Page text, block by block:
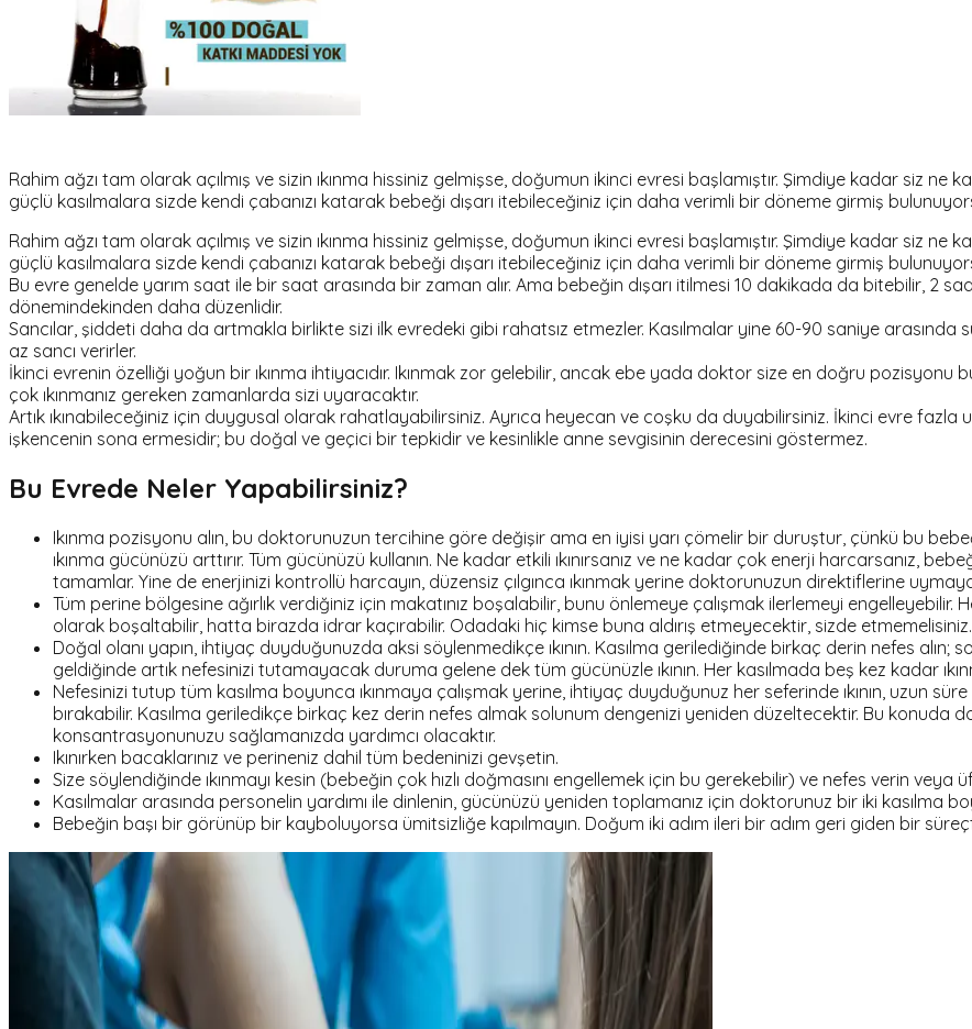
Rahim ağzı tam olarak açılmış ve sizin ıkınma hissiniz gelmişse, doğumun ikinci evresi başlamıştır. Şimdiye kadar siz
güçlü kasılmalara sizde kendi çabanızı katarak bebeği dışarı itebileceğiniz için daha verimli bir döneme girmiş
Rahim ağzı tam olarak açılmış ve sizin ıkınma hissiniz gelmişse, doğumun ikinci evresi başlamıştır. Şimdiye kadar siz
güçlü kasılmalara sizde kendi çabanızı katarak bebeği dışarı itebileceğiniz için daha verimli bir döneme girmiş
Bu evre genelde yarım saat ile bir saat arasında bir zaman alır. Ama bebeğin dışarı itilmesi 10 dakikada da bitebilir, 2
dönemindekinden daha düzenlidir.
Sancılar, şiddeti daha da artmakla birlikte sizi ilk evredeki gibi rahatsız etmezler. Kasılmalar yine 60-90 saniye arasında
az sancı verirler.
İkinci evrenin özelliği yoğun bir ıkınma ihtiyacıdır. Ikınmak zor gelebilir, ancak ebe yada doktor size en doğru pozisyonu
çok ıkınmanız gereken zamanlarda sizi uyaracaktır.
Artık ıkınabileceğiniz için duygusal olarak rahatlayabilirsiniz. Ayrıca heyecan ve coşku da duyabilirsiniz. İkinci evre fazla
işkencenin sona ermesidir; bu doğal ve geçici bir tepkidir ve kesinlikle anne sevgisinin derecesini göstermez.
Bu Evrede Neler Yapabilirsiniz?
Ikınma pozisyonu alın, bu doktorunuzun tercihine göre değişir ama en iyisi yarı çömelir bir duruştur, çünkü bu
ıkınma gücünüzü arttırır. Tüm gücünüzü kullanın. Ne kadar etkili ıkınırsanız ve ne kadar çok enerji harcarsanız,
tamamlar. Yine de enerjinizi kontrollü harcayın, düzensiz çılgınca ıkınmak yerine doktorunuzun direktiflerine uymaya
Tüm perine bölgesine ağırlık verdiğiniz için makatınız boşalabilir, bunu önlemeye çalışmak ilerlemeyi engelleyebilir.
olarak boşaltabilir, hatta birazda idrar kaçırabilir. Odadaki hiç kimse buna aldırış etmeyecektir, sizde etmemelisiniz.
Doğal olanı yapın, ihtiyaç duyduğunuzda aksi söylenmedikçe ıkının. Kasılma gerilediğinde birkaç derin nefes alın;
geldiğinde artık nefesinizi tutamayacak duruma gelene dek tüm gücünüzle ıkının. Her kasılmada beş kez kadar
Nefesinizi tutup tüm kasılma boyunca ıkınmaya çalışmak yerine, ihtiyaç duyduğunuz her seferinde ıkının, uzun
bırakabilir. Kasılma geriledikçe birkaç kez derin nefes almak solunum dengenizi yeniden düzeltecektir. Bu konuda
konsantrasyonunuzu sağlamanızda yardımcı olacaktır.
Ikınırken bacaklarınız ve perineniz dahil tüm bedeninizi gevşetin.
Size söylendiğinde ıkınmayı kesin (bebeğin çok hızlı doğmasını engellemek için bu gerekebilir) ve nefes verin veya
Kasılmalar arasında personelin yardımı ile dinlenin, gücünüzü yeniden toplamanız için doktorunuz bir iki kasılma
Bebeğin başı bir görünüp bir kayboluyorsa ümitsizliğe kapılmayın. Doğum iki adım ileri bir adım geri giden bir